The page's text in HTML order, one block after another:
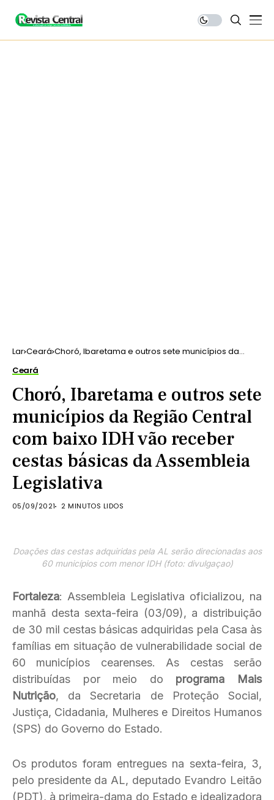
Lar Ceará Choró, Ibaretama e outros sete municípios da
Ceará
Choró, Ibaretama e outros sete
municípios da Região Central
com baixo IDH vão receber
cestas básicas da Assembleia
Legislativa
05/09/2021 2 MINUTOS LIDOS
Doações das cestas adquiridas pela AL serão direcionadas aos
60 municípios com menor IDH (foto: divulgaçao)
Fortaleza: Assembleia Legislativa oficializou, na
manhã desta sexta-feira (03/09), a distribuição
de 30 mil cestas básicas adquiridas pela Casa às
famílias em situação de vulnerabilidade social de
60 municípios cearenses. As cestas serão
distribuídas por meio do programa Mais
Nutrição, da Secretaria de Proteção Social,
Justiça, Cidadania, Mulheres e Direitos Humanos
(SPS) do Governo do Estado.
Os produtos foram entregues na sexta-feira, 3,
pelo presidente da AL, deputado Evandro Leitão
(PDT), à primeira-dama do Estado e idealizadora